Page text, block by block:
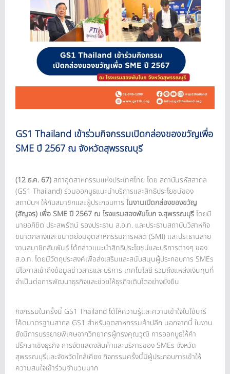
GS1 Thailand เข้าร่วมกิจกรรมเปิดกล่องของขวัญเพื่อ
SME ปี 2567 ณ จังหวัดสุพรรณบุรี
(12 ธ.ค. 67) สภาอุตสาหกรรมแห่งประเทศไทย โดย สถาบันรหัสสากล
(GS1 Thailand) ร่วมออกบูธแนะนำบริการและสิทธิประโยชน์ของ
สถาบันฯ ให้กับสมาชิกและผู้ประกอบการ ในงานเปิดกล่องของขวัญ
(สัญจร) เพื่อ SME ปี 2567 ณ โรงแรมสองพันโบก จ.สุพรรณบุรีโดยมี
นายอภิชิต ประสพรัตน์ รองประธาน ส.อ.ท. และประธานสถาบันวิสาหกิจ
ขนาดกลางและขนาดย่อมอุตสาหกรรมการผลิต (SMI) และประธานสาย
งานสมาชิกสัมพันธ์ ได้กล่าวแนะนำสิทธิประโยชน์และบริการต่างๆ ของ
ส.อ.ท. โดยมีวัตถุประสงค์เพื่อส่งเสริมและสนับสนุนผู้ประกอบการ SMEs
มีโอกาสเข้าถึงข้อมูลข่าวสารและบริการ เทคโนโลยี รวมถึงแหล่งเงินทุนที่
จำเป็นต่อการพัฒนาธุรกิจและช่วยให้ธุรกิจเติบโตอย่างยั่งยืน
กิจกรรมในครั้งนี้ GS1 Thailand ได้ให้ความรู้และความเข้าใจในใช้บาร์
โค้ดมาตรฐานสากล GS1 สำหรับอุตสาหกรรมค้าปลีก นอกจากนี้ ในงาน
ยังมีการบรรยายพิเศษจากวิทยากรผู้ทรงคุณวุฒิ การออกบูธให้คำ
ปรึกษาเชิงธุรกิจ การจัดแสดงสินค้าและบริการของ SMEs จังหวัด
สุพรรณบุรีและจังหวัดใกล้เคียง กิจกรรมครั้งนี้มีผู้ประกอบการเข้าให้
ความสนใจเข้าร่วมจำนวนมาก